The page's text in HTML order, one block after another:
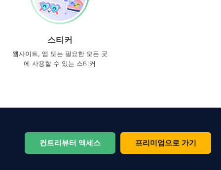
스티커
웹사이트, 앱 또는 필요한 모든 곳
에 사용할 수 있는 스티커
컨트리뷰터 액세스 프리미엄으로 가기